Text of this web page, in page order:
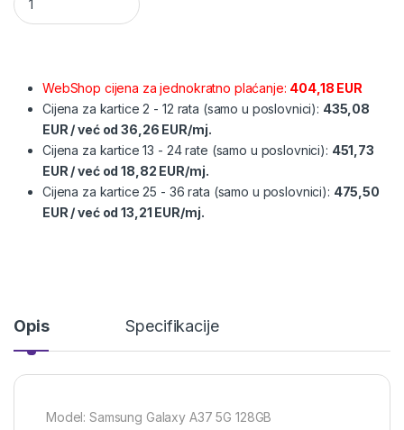
WebShop cijena za jednokratno plaćanje: 404,18 EUR
Cijena za kartice 2 - 12 rata (samo u poslovnici): 435,08
EUR /već od36,26 EUR/mj.
Cijena za kartice 13 - 24 rate (samo u poslovnici): 451,73
EUR /već od18,82 EUR/mj.
Cijena za kartice 25 - 36 rata (samo u poslovnici): 475,50
EUR /već od13,21 EUR/mj.
Opis Specifikacije
Model: Samsung Galaxy A37 5G 128GB